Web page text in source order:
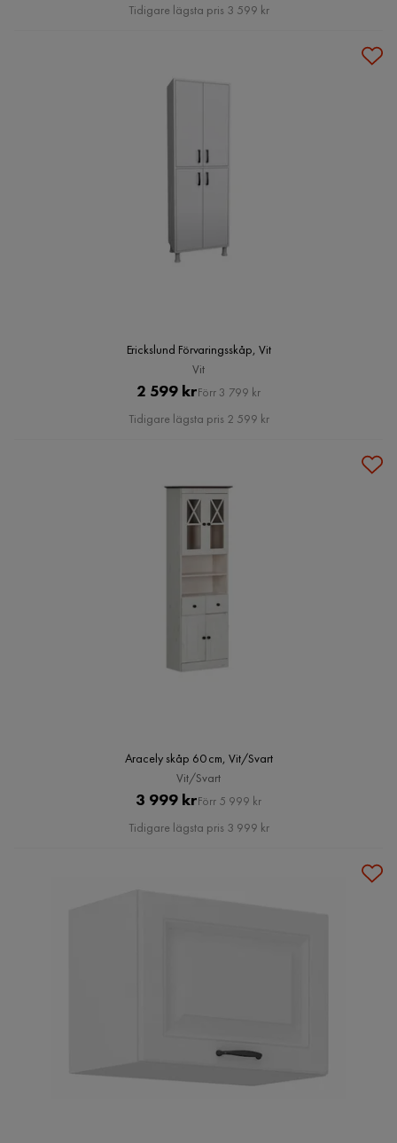
Pris
Tidigare lägsta pris 3 599 kr
Erickslund Förvaringsskåp, Vit
Vit
Pris
2 599 krOriginal
Pris
Förr 3 799 kr
Tidigare lägsta pris 2 599 kr
Aracely skåp 60 cm, Vit/Svart
Vit/Svart
Pris
3 999 krOriginal
Pris
Förr 5 999 kr
Tidigare lägsta pris 3 999 kr